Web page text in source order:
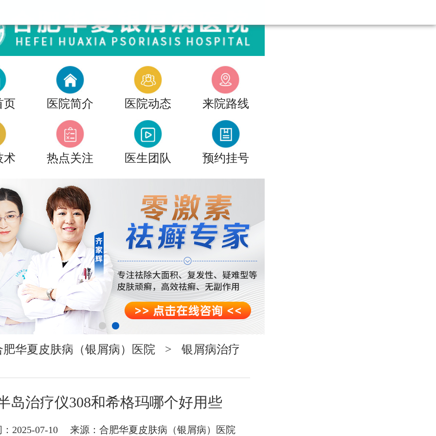
页 医院简介 医院动态 来院路线
术 热点关注 医生团队 预约挂号
肥华夏皮肤病（银屑病）医院 > 银屑病治疗
岛治疗仪308和希格玛哪个好用些
：2025-07-10 来源： 合肥华夏皮肤病（银屑病）医院